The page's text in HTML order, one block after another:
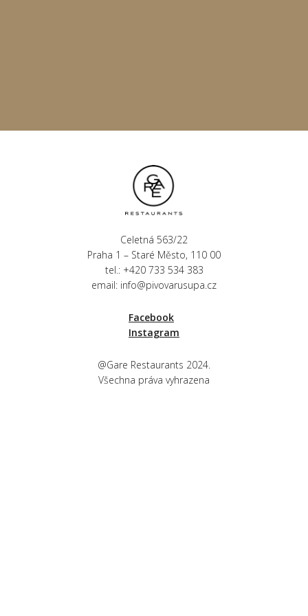
Celetná 563/22
Praha 1 – Staré Město, 110 00
tel.: +420 733 534 383
email: info@pivovarusupa.cz
Facebook
Instagram
@Gare Restaurants 2024.
Všechna práva vyhrazena